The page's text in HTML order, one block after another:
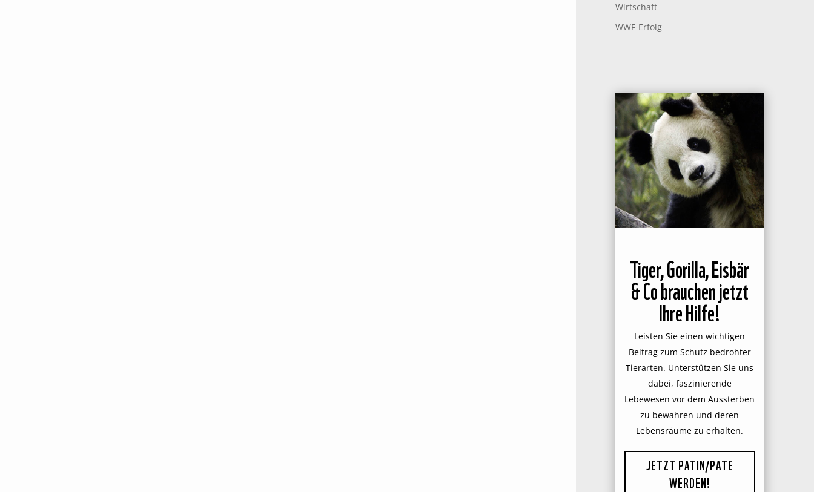
Wirtschaft
WWF-Erfolg
Tiger, Gorilla, Eisbär
& Co brauchen jetzt
Ihre Hilfe!
Leisten Sie einen wichtigen
Beitrag zum Schutz bedrohter
Tierarten. Unterstützen Sie uns
dabei, faszinierende
Lebewesen vor dem Aussterben
zu bewahren und deren
Lebensräume zu erhalten.
JETZT PATIN/PATE
WERDEN!